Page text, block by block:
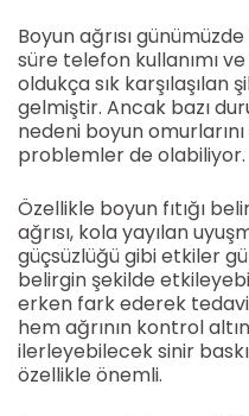
Boyun ağrısı
süre telefon kullanımı
oldukça sık
gelmiştir. Ancak bazı
nedeni boyun
problemler de olabiliyor.
Özellikle boyun fıtığı
ağrısı, kola yayılan
güçsüzlüğü gibi etkiler
belirgin şekilde
erken fark ederek
hem ağrının kontrol
ilerleyebilecek sinir
özellikle önemli.